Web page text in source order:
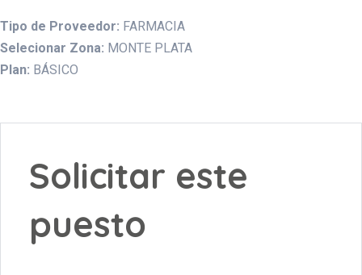
Tipo de Proveedor: FARMACIA
Selecionar Zona: MONTE PLATA
Plan: BÁSICO
Solicitar este
puesto